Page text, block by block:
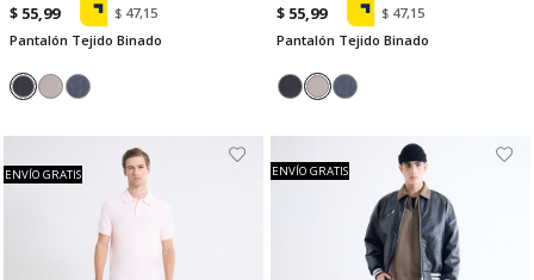
$ 55,99
$ 47,15
Pantalón Tejido Binado
$ 55,99
$ 47,15
Pantalón Tejido Binado
ENVÍO GRATIS ENVÍO GRATIS